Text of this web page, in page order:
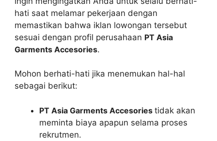
hati saat melamar pekerjaan dengan
memastikan bahwa iklan lowongan tersebut
sesuai dengan profil perusahaan PT Asia
Garments Accesories.
Mohon berhati-hati jika menemukan hal-hal
sebagai berikut:
PT Asia Garments Accesories tidak akan
meminta biaya apapun selama proses
rekrutmen.